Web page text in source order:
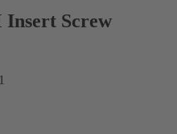
Insert Screw